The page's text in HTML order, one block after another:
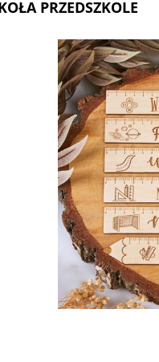
PRZEDSZKOLE